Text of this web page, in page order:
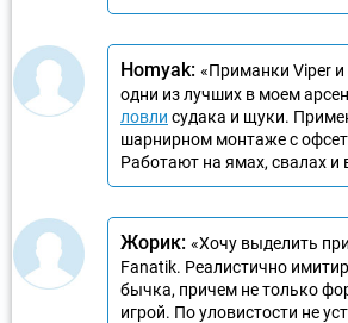
Homyak: «Приманки Viper и
одни из лучших в моем
ловли судака и щуки.
шарнирном монтаже с
Работают на ямах, свалах и
Жорик: «Хочу выделить
Fanatik. Реалистично
бычка, причем не только
игрой. По уловистости не